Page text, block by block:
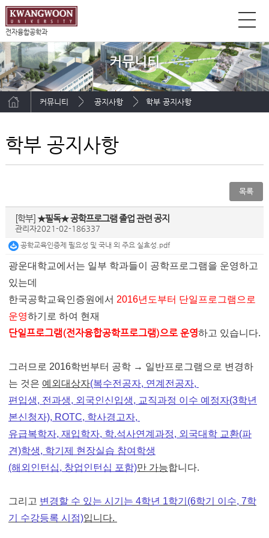
전자융합공학과
커뮤니티
커뮤니티 공지사항 학부 공지사항
학부 공지사항
목록
[학부] ★필독★ 공학프로그램 졸업 관련 공지
관리자2021-02-186337
공학교육인증제 필요성 및 국내 외 주요 실효성.pdf
광운대학교에서는 일부 학과들이 공학프로그램을 운영하고
있는데
한국공학교육인증원에서 2016년도부터 단일프로그램으로
운영하기로 하여 현재
단일프로그램(전자융합공학프로그램)으로 운영하고 있습니다.
그러므로 2016학번부터 공학 → 일반프로그램으로 변경하
는 것은 예외대상자(복수전공자, 연계전공자,
편입생, 전과생, 외국인신입생, 교직과정 이수 예정자(3학년
본신청자), ROTC, 학사경고자,
유급복학자, 재입학자, 학.석사연계과정, 외국대학 교환(파
견)학생, 학기제 현장실습 참여학생
(해외인턴십, 창업인턴십 포함)만 가능합니다.
그리고 변경할 수 있는 시기는 4학년 1학기(6학기 이수, 7학
기 수강등록 시점)입니다.